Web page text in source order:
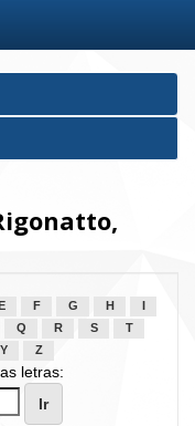
E F G H
Q R S
T
Y Z
letras: